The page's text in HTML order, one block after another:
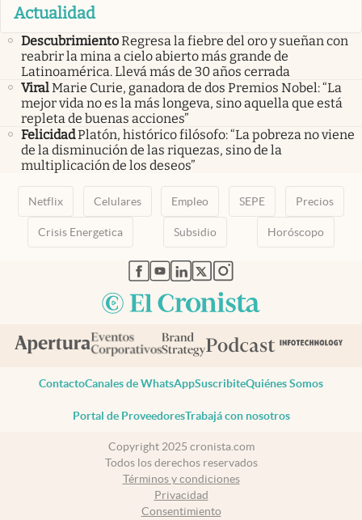
Actualidad
DescubrimientoRegresa la fiebre del oro y sueñan con
reabrir la mina a cielo abierto más grande de
Latinoamérica. Llevá más de 30 años cerrada
ViralMarie Curie, ganadora de dos Premios Nobel: “La
mejor vida no es la más longeva, sino aquella que está
repleta de buenas acciones”
FelicidadPlatón, histórico filósofo: “La pobreza no viene
de la disminución de las riquezas, sino de la
multiplicación de los deseos”
Netflix Celulares Empleo SEPE Precios
Crisis Energetica Subsidio Horóscopo
abre en nueva pestaña
abre en nueva pestaña
abre en nueva pestaña
abre en nueva pestaña
abre en nueva pestaña
ContactoCanales de WhatsAppSuscribiteQuiénes Somos
Portal de ProveedoresTrabajá con nosotros
Copyright 2025 cronista.com
Todos los derechos reservados
Términos y condiciones
Privacidad
Consentimiento